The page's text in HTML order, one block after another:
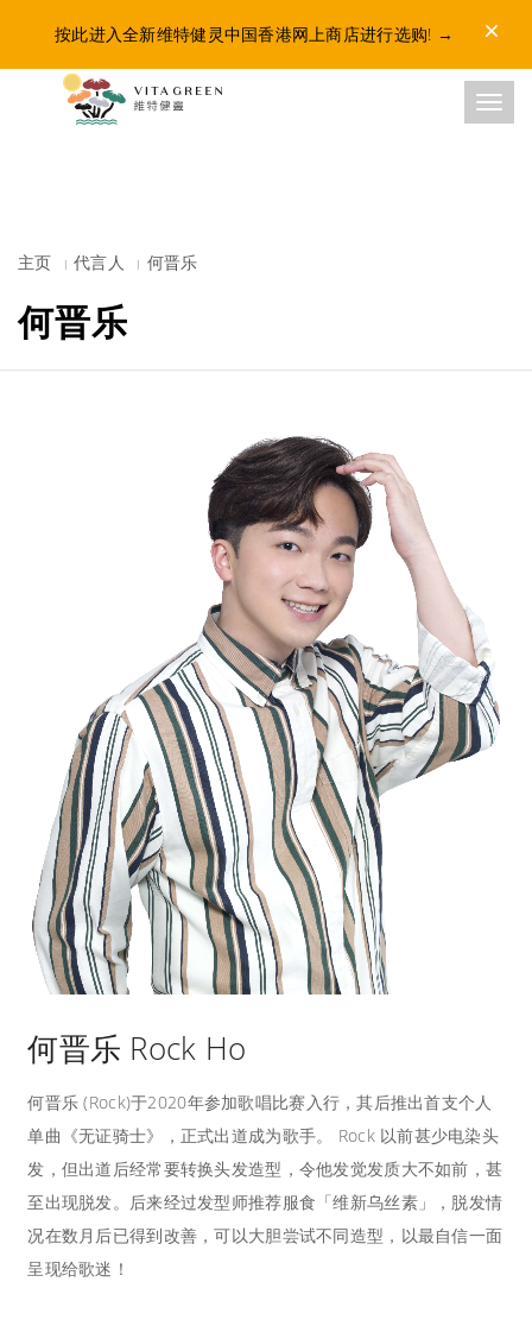
按此进入全新维特健灵中国香港网上商店进行选购! →
主页 代言人 何晋乐
何晋乐
何晋乐 Rock Ho
何晋乐 (Rock)于2020年参加歌唱比赛入行，其后推出首支个人
单曲《无证骑士》，正式出道成为歌手。 Rock 以前甚少电染头
发，但出道后经常要转换头发造型，令他发觉发质大不如前，甚
至出现脱发。后来经过发型师推荐服食「维新乌丝素」，脱发情
况在数月后已得到改善，可以大胆尝试不同造型，以最自信一面
呈现给歌迷！